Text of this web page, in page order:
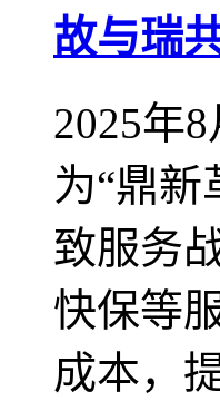
故与瑞
2025年8
为“鼎
致服务
快保等
成本，